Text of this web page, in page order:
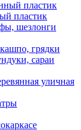
пластик
шезлонги
грядки
сараи
уличная